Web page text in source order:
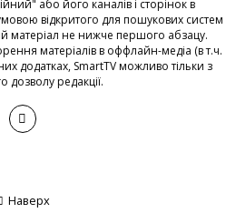
або його каналів і сторінок в
відкритого для пошукових систем
матеріал не нижче першого абзацу.
матеріалів в оффлайн-медіа (в т.ч.
додатках, SmartTV можливо тільки з
дозволу редакції.
Наверх